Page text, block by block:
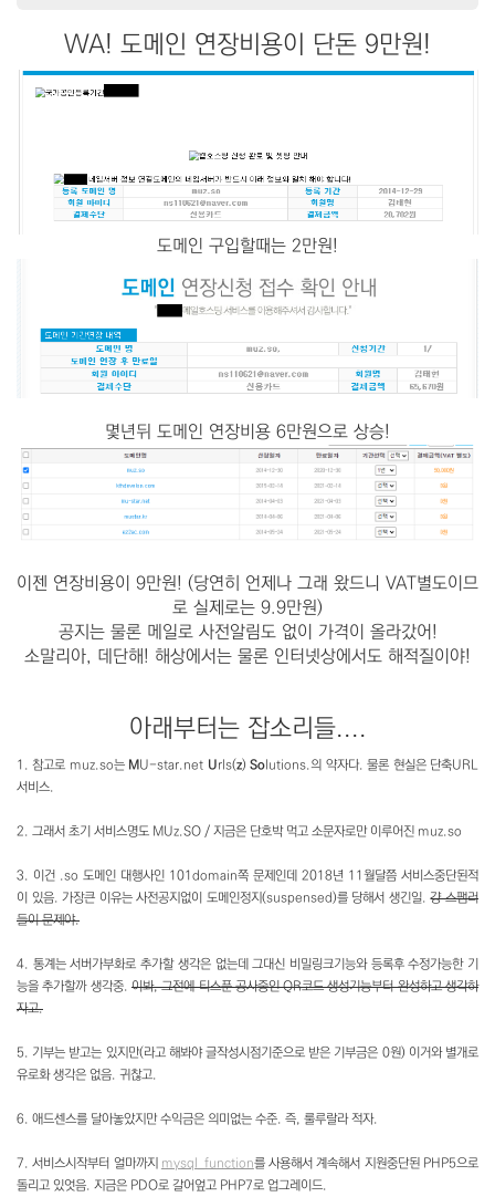
WA! 도메인 연장비용이 단돈 9만원!
도메인 구입할때는 2만원!
몇년뒤 도메인 연장비용 6만원으로 상승!
이젠 연장비용이 9만원! (당연히 언제나 그래 왔드니 VAT별도이므
로 실제로는 9.9만원)
공지는 물론 메일로 사전알림도 없이 가격이 올라갔어!
소말리아, 데단해! 해상에서는 물론 인터넷상에서도 해적질이야!
아래부터는 잡소리들....
1. 참고로 muz.so는 MU-star.net Urls(z)So lutions.의 약자다. 물론 현실은 단축URL
서비스.
2. 그래서 초기 서비스명도 MUz.SO / 지금은 단호박 먹고 소문자로만 이루어진 muz.so
3. 이건 .so 도메인 대행사인 101domain쪽 문제인데 2018년 11월달쯤 서비스중단된적
이 있음. 가장큰 이유는 사전공지없이 도메인정지(suspensed)를 당해서 생긴일.걍 스팸러
들이 문제야.
4. 통계는 서버가부화로 추가할 생각은 없는데 그대신 비밀링크기능와 등록후 수정가능한 기
능을 추가할까 생각중. 이봐, 그전에 티스푼 공사중인 QR코드 생성기능부터 완성하고 생각하
자고.
5. 기부는 받고는 있지만(라고 해봐야 글작성시점기준으로 받은 기부금은 0원) 이거와 별개로
유로화 생각은 없음. 귀찮고.
6. 애드센스를 달아놓았지만 수익금은 의미없는 수준. 즉, 룰루랄라 적자.
7. 서비스시작부터 얼마까지 mysql_function를 사용해서 계속해서 지원중단된 PHP5으로
돌리고 있엇음. 지금은 PDO로 갈어엎고 PHP7로 업그레이드.